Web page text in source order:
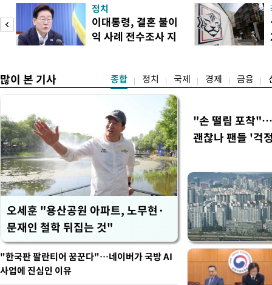
난주 첫 주말 순회경선에서
경남에서는 정청래 후보가
앙당 선관위원장은 8일 제
정치
이대통령, 결혼 불이
익 사례 전수조사 지
많이 본 기사 종합 정치 국제 경제 금융
오세훈 "용산공원 아파트, 노무현·
문재인 철학 뒤집는 것"
"손 떨림 포착
괜찮나 팬들 '걱
"한국판 팔란티어 꿈꾼다"…네이버가 국방 AI
사업에 진심인 이유